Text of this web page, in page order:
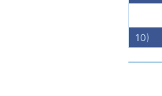
10)